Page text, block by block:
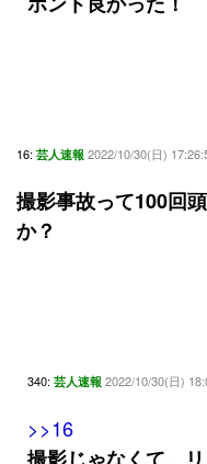
16: 芸人速報 2022/10/30(日)
撮影事故って100回
か？
340: 芸人速報 2022/10/30(日)
>>16